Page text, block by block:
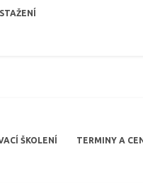
ŠKOLENÍ TERMINY A